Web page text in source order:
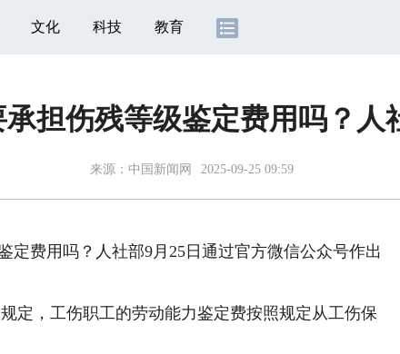
文化 科技 教育
担伤残等级鉴定费用吗？人
来源： 中国新闻网 2025-09-25 09:59
费用吗？人社部9月25日通过官方微信公众号作出
，工伤职工的劳动能力鉴定费按照规定从工伤保